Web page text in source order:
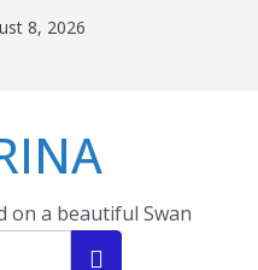
8, 2026
on a beautiful Swan